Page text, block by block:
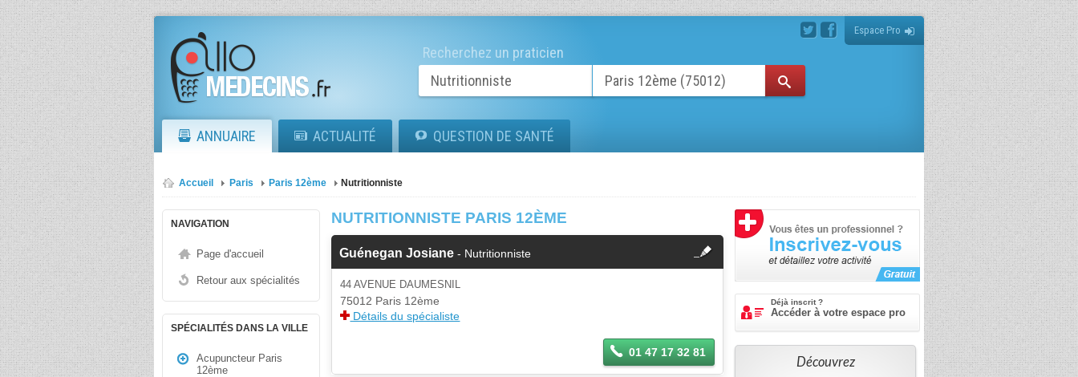
Espace Pro
Recherchez un praticien
ANNUAIRE ACTUALITÉ QUESTION DE SANTÉ
Accueil Paris Paris 12ème Nutritionniste
NAVIGATION
Page d'accueil
Retour aux spécialités
SPÉCIALITÉS DANS LA VILLE
Acupuncteur Paris
12ème
NUTRITIONNISTE PARIS 12ÈME
Guénegan Josiane - Nutritionniste fermer
Cette fiche est la propriété
d'un membre.
Si vous êtes ce membre, mettez à
jour ces informations sur votre
44 AVENUE DAUMESNIL
75012 Paris 12ème
Détails du spécialiste
01 47 17 32 81
Déjà inscrit ?
Accéder à votre espace pro
Découvrez